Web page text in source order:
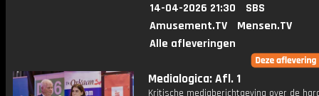
14-04-2026 21:30
SBS
Amusement.TV
Mensen.TV
Alle afleveringen
Medialogica: Afl. 1
Kritische mediaberichtgeving over de